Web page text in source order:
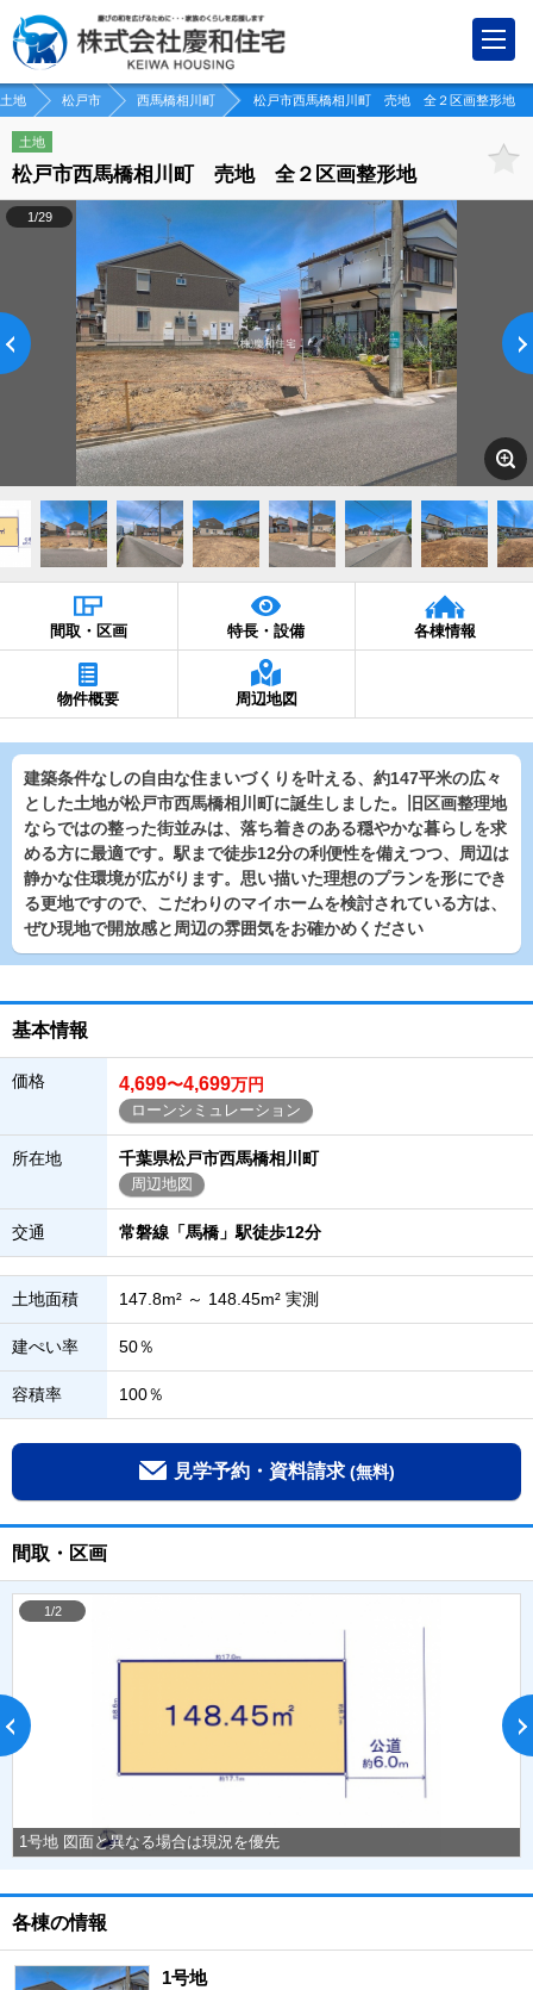
土地 松戸市 西馬橋相川町 松戸市西馬橋相川町 売地 全２区画整形地
土地
松戸市西馬橋相川町 売地 全２区画整形地
1/29
間取・区画 特長・設備 各棟情報
物件概要 周辺地図
建築条件なしの自由な住まいづくりを叶える、約147平米の広々
とした土地が松戸市西馬橋相川町に誕生しました。旧区画整理地
ならではの整った街並みは、落ち着きのある穏やかな暮らしを求
める方に最適です。駅まで徒歩12分の利便性を備えつつ、周辺は
静かな住環境が広がります。思い描いた理想のプランを形にでき
る更地ですので、こだわりのマイホームを検討されている方は、
ぜひ現地で開放感と周辺の雰囲気をお確かめください
基本情報
価格 4,699〜4,699万円
ローンシミュレーション
所在地 千葉県松戸市西馬橋相川町
周辺地図
交通 常磐線「馬橋」駅徒歩12分
土地面積 147.8m² ～ 148.45m² 実測
建ぺい率 50％
容積率 100％
見学予約・資料請求 (無料)
間取・区画
1号地 図面と異なる場合は現況を優先
1/2
各棟の情報
1号地